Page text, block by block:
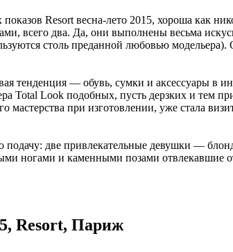
Resort весна-лето 2015, хороша как
два. Да, они выполнены весьма
столь преданной любовью
тенденция — обувь, сумки и аксессуары в
Total Look подобных, пусть дерзких и тем
мастерства при изготовлении, уже стала
подачу: две привлекательные девушки —
ногами и каменными позами отвлекавшие
Resort, Париж